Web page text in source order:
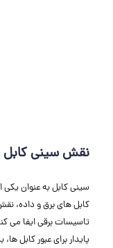
نقش سینی کابل
سینی کابل به عنوان
کابل ‌های برق و داده،
تاسیسات برقی ایفا می
پایدار برای عبور کابل